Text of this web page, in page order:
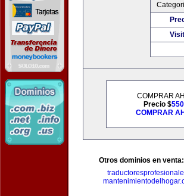
COMPRAR
Precio $
COMPRAR
Otros dominios en venta: